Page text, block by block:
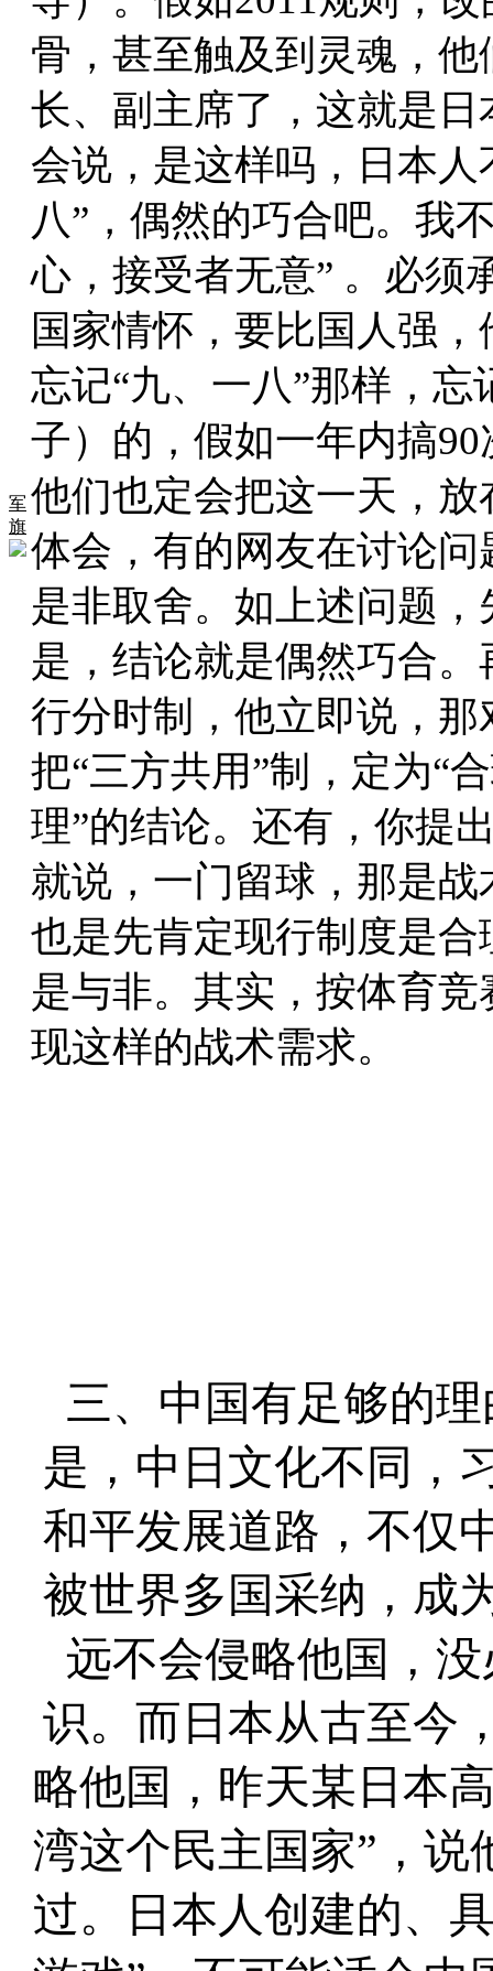
军
旗
骨，甚至触及到灵魂，
长、副主席了，这就是
会说，是这样吗，日本
八”，偶然的巧合吧。我
心，接受者无意” 。必须
国家情怀，要比国人强
忘记“九、一八”那样，忘
子）的，假如一年内搞
他们也定会把这一天，
体会，有的网友在讨论
是非取舍。如上述问题
是，结论就是偶然巧合
行分时制，他立即说，
把“三方共用”制，定为“
理”的结论。还有，你提
就说，一门留球，那是
也是先肯定现行制度是
是与非。其实，按体育
现这样的战术需求。
三、中国有足够的
是，中日文化不同，
和平发展道路，不仅
被世界多国采纳，成
远不会侵略他国，
识。而日本从古至今
略他国，昨天某日本
湾这个民主国家”，说
过。日本人创建的、